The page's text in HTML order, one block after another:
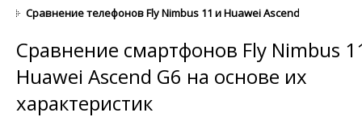
Сравнение телефонов Fly Nimbus 11 и Huawei Ascend G6 по
Сравнение смартфонов Fly Nimbus
Huawei Ascend G6 на основе их
характеристик